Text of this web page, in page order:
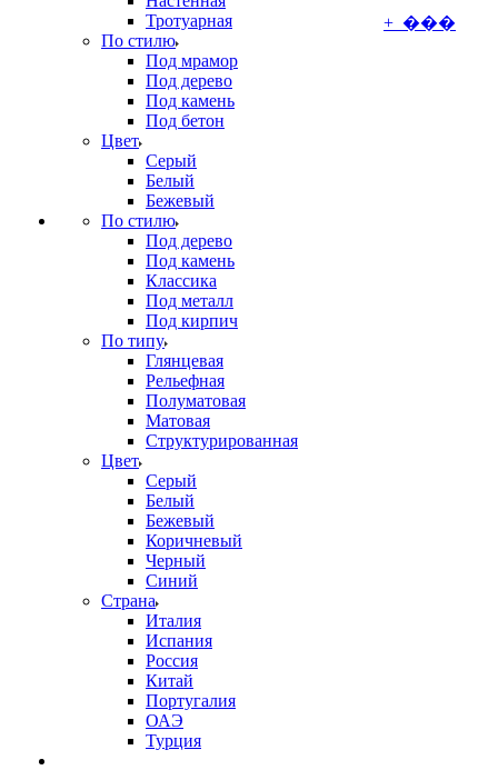
Тротуарная
По стилю
Под мрамор
Под дерево
Под камень
Под бетон
Цвет
Серый
Белый
Бежевый
По стилю
Под дерево
Под камень
Классика
Под металл
Под кирпич
По типу
Глянцевая
Рельефная
Полуматовая
Матовая
Структурированная
Цвет
Серый
Белый
Бежевый
Коричневый
Черный
Синий
Страна
Италия
Испания
Россия
Китай
Португалия
ОАЭ
Турция
+ ���